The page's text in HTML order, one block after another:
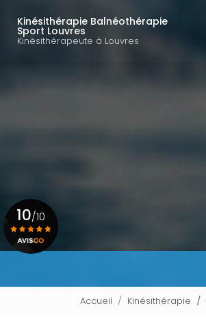
contenu
Kinésithérapie Balnéothérapie
Sport Louvres
Kinésithérapeute à Louvres
10/10
Accueil Kinésithérapie